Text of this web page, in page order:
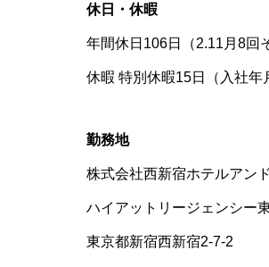
休日・休暇
年間休日106日（2.11月8回
休暇 特別休暇15日（入社年
勤務地
株式会社西新宿ホテルアン
ハイアットリージェンシー
東京都新宿西新宿2-7-2